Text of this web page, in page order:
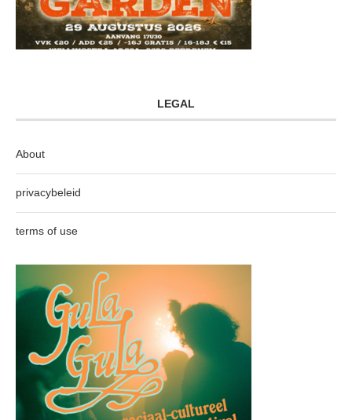
LEGAL
About
privacybeleid
terms of use